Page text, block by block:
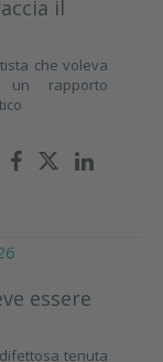
il
che voleva
un rapporto
essere
tenuta